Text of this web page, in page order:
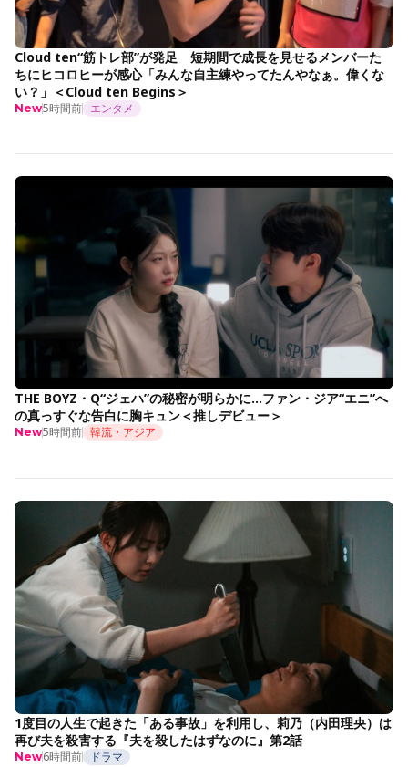
Cloud ten“筋トレ部”が発足 短期間で成長を見せるメンバーた
ちにヒコロヒーが感心「みんな自主練やってたんやなぁ。偉くな
い？」＜Cloud ten Begins＞
New5時間前 エンタメ
THE BOYZ・Q“ジェハ”の秘密が明らかに…ファン・ジア“エニ”へ
の真っすぐな告白に胸キュン＜推しデビュー＞
New5時間前 韓流・アジア
1度目の人生で起きた「ある事故」を利用し、莉乃（内田理央）は
再び夫を殺害する『夫を殺したはずなのに』第2話
New6時間前 ドラマ